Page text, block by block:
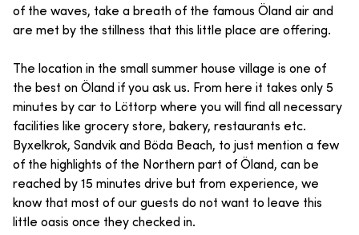
of the waves, take a breath of the famous Öland air and
are met by the stillness that this little place are offering.
The location in the small summer house village is one of
the best on Öland if you ask us. From here it takes only 5
minutes by car to Löttorp where you will find all necessary
facilities like grocery store, bakery, restaurants etc.
Byxelkrok, Sandvik and Böda Beach, to just mention a few
of the highlights of the Northern part of Öland, can be
reached by 15 minutes drive but from experience, we
know that most of our guests do not want to leave this
little oasis once they checked in.